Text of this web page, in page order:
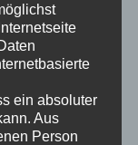
ein absoluter
Aus
Person